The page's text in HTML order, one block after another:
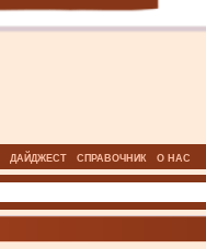
ДАЙДЖЕСТ СПРАВОЧНИК О НАС